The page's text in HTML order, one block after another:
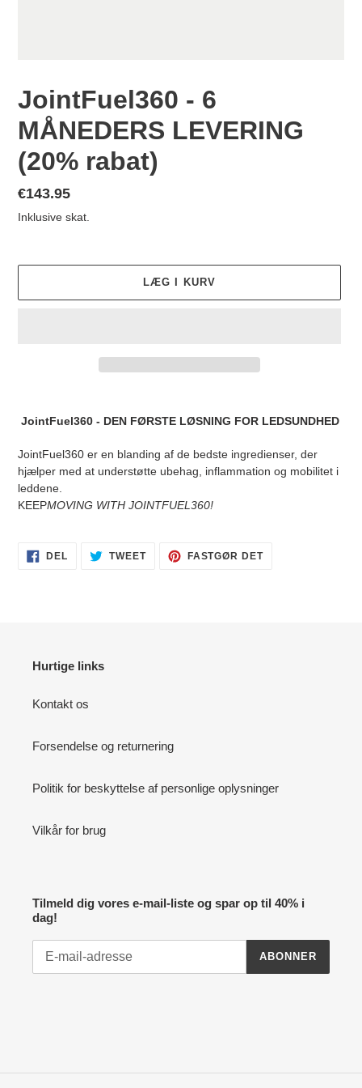
JointFuel360 - 6
MÅNEDERS LEVERING
(20% rabat)
Almindelig
pris
€143.95
Inklusive skat.
LÆG I KURV
til
din
kurv
JointFuel360 - DEN FØRSTE LØSNING FOR LEDSUNDHED
JointFuel360 er en blanding af de bedste ingredienser, der
hjælper med at understøtte ubehag, inflammation og mobilitet i
leddene.
KEEPMOVING WITH JOINTFUEL360!
DEL
PÅ
TWEETTWEET FASTGØR DETPIN
Hurtige links
Kontakt os
Forsendelse og returnering
Politik for beskyttelse af personlige oplysninger
Vilkår for brug
Tilmeld dig vores e-mail-liste og spar op til 40% i
dag!
ABONNER